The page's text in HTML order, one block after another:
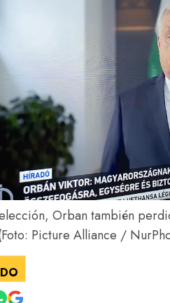
Orban también
Picture Alliance /